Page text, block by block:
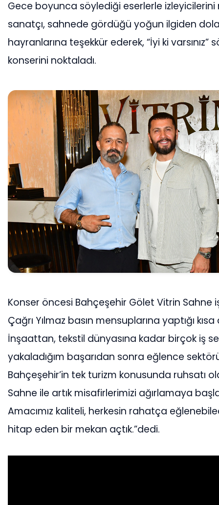
Gece boyunca söylediği eserlerle
sanatçı, sahnede gördüğü yoğun ilgiden
hayranlarına teşekkür ederek, “İyi ki varsınız”
konserini noktaladı.
Konser öncesi Bahçeşehir Gölet Vitrin Sahne
Çağrı Yılmaz basın mensuplarına yaptığı
İnşaattan, tekstil dünyasına kadar birçok iş
yakaladığım başarıdan sonra eğlence
Bahçeşehir’in tek turizm konusunda ruhsatı
Sahne ile artık misafirlerimizi ağırlamaya
Amacımız kaliteli, herkesin rahatça
hitap eden bir mekan açtık.”dedi.